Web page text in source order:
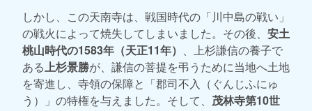
しかし、この天南寺は、戦国時代の「川中島の戦い」
の戦火によって焼失してしまいました。その後、 安土
桃山時代の1583年（天正11年） 、上杉謙信の養子で
ある上杉景勝が、謙信の菩提を弔うために当地へ土地
を寄進し、寺領の保障と「郡司不入（ぐんじふにゅ
う）」の特権を与えました。そして、 茂林寺第10世